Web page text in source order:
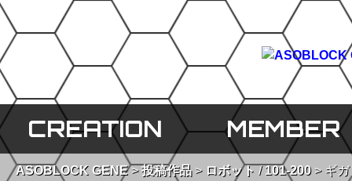
CREATION MEMBER
ASOBLOCK GENE 投稿作品 ロボット /101-200 ギ